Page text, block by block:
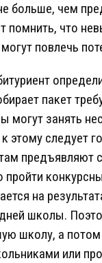
больше, чем
помнить, что
повлечь
пакет
могут занять
этому следует
предъявляют
пройти
на
школы.
школу, а
или